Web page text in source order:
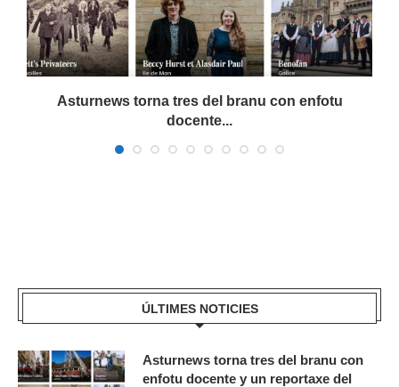
Asturnews torna tres del branu con enfotu
docente...
ÚLTIMES NOTICIES
Asturnews torna tres del branu con
enfotu docente y un reportaxe del